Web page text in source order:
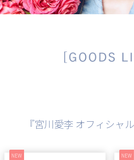
『宮川愛李 オフィシャ
NEW NEW